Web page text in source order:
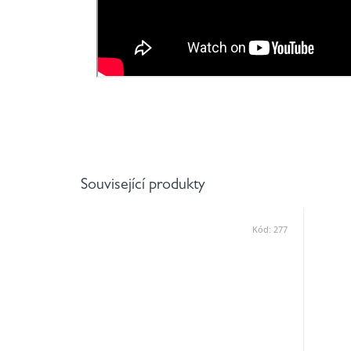
Související produkty
Kód: 277